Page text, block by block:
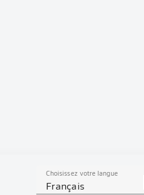
Choisissez votre langue
Français